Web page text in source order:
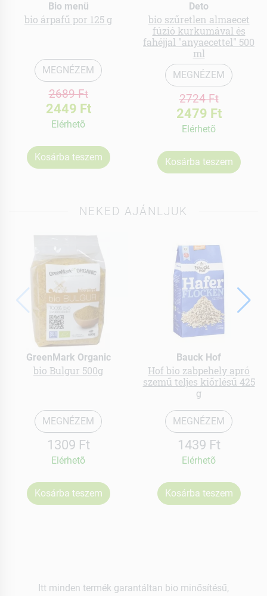
Bio menü
bio árpafű por 125 g
MEGNÉZEM
2689 Ft
2449 Ft
Elérhetõ
Kosárba teszem
Deto
bio szűretlen almaecet
fúzió kurkumával és
fahéjjal "anyaecettel" 500
ml
MEGNÉZEM
2724 Ft
2479 Ft
Elérhetõ
Kosárba teszem
NEKED AJÁNLJUK
GreenMark Organic
bio Bulgur 500g
MEGNÉZEM
1309 Ft
Elérhetõ
Kosárba teszem
Bauck Hof
Hof bio zabpehely apró
szemű teljes kiőrlésű 425
g
MEGNÉZEM
1439 Ft
Elérhetõ
Kosárba teszem
Itt minden termék garantáltan bio minősítésű,